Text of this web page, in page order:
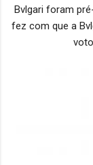
Bvlgari foram
fez com que a